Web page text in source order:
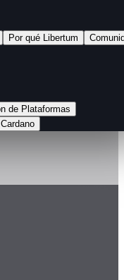
Por qué Libertum
de Plataformas